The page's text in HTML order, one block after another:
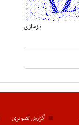
بازسازی
گزارش تصویری